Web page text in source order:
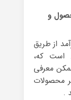
و
از طریق
است که،
معرفی
محصولات
.